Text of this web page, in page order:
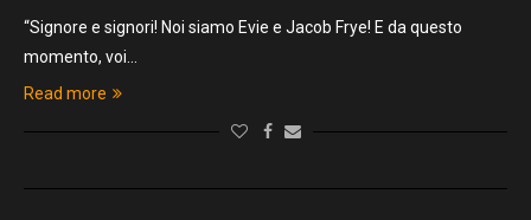
“Signore e signori! Noi siamo Evie e Jacob Frye! E da questo
momento, voi…
Read more